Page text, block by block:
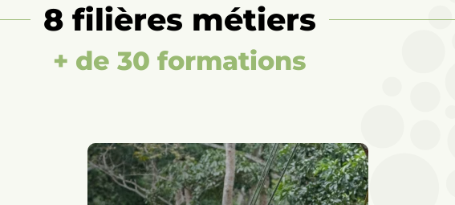
8 filières métiers
+ de 30 formations